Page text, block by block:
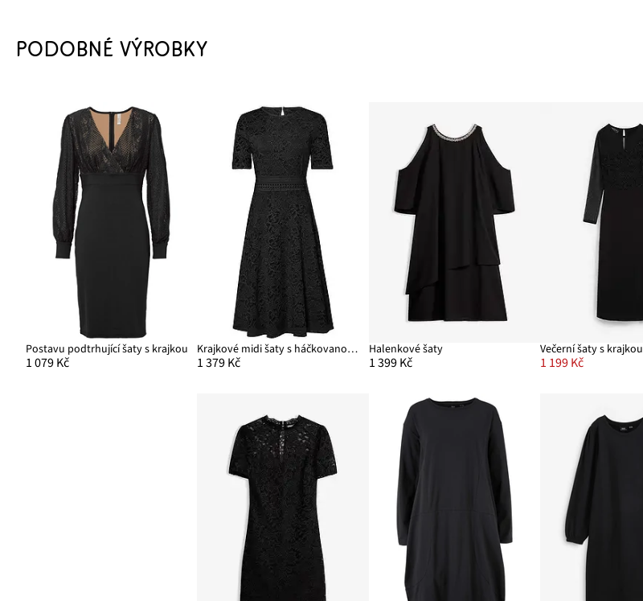
PODOBNÉ VÝROBKY
Postavu podtrhující šaty s krajkou
1 079 Kč
Krajkové midi šaty s háčkovanou vsadkou
1 379 Kč
Halenkové šaty
1 399 Kč
Večerní šaty s krajkou
1 199 Kč